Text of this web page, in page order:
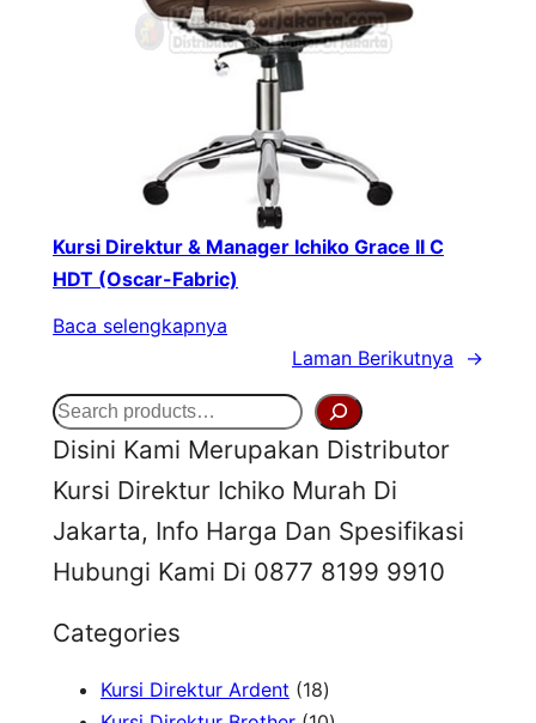
Kursi Direktur & Manager Ichiko Grace II C
HDT (Oscar-Fabric)
Baca selengkapnya
Laman Berikutnya
→
S
e
a
r
c
h
Disini Kami Merupakan Distributor
Kursi Direktur Ichiko Murah Di
Jakarta, Info Harga Dan Spesifikasi
Hubungi Kami Di 0877 8199 9910
Categories
Kursi Direktur Ardent 181